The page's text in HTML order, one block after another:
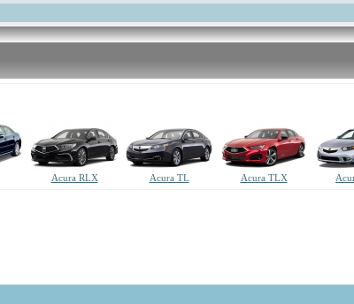
Acura RLX Acura TL Acura TLX